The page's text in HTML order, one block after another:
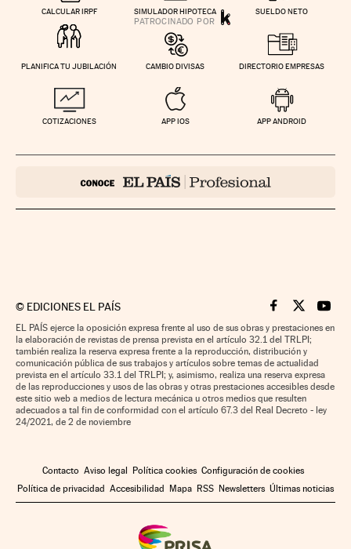
CALCULAR IRPF SIMULADOR HIPOTECA SUELDO NETO
PLANIFICA TU JUBILACIÓN CAMBIO DIVISAS DIRECTORIO EMPRESAS
COTIZACIONES APP IOS APP ANDROID
© EDICIONES EL PAÍS Cinco Días en
Cinco Días
Cinco
EL PAÍS ejerce la oposición expresa frente al uso de sus obras y prestaciones en
la elaboración de revistas de prensa prevista en el artículo 32.1 del TRLPI;
también realiza la reserva expresa frente a la reproducción, distribución y
comunicación pública de sus trabajos y artículos sobre temas de actualidad
prevista en el artículo 33.1 del TRLPI; y, asimismo, realiza una reserva expresa
de las reproducciones y usos de las obras y otras prestaciones accesibles desde
este sitio web a medios de lectura mecánica u otros medios que resulten
adecuados a tal fin de conformidad con el artículo 67.3 del Real Decreto - ley
24/2021, de 2 de noviembre
Contacto Aviso legal Política cookies Configuración de cookies
Política de privacidad Accesibilidad Mapa RSS Newsletters Últimas noticias